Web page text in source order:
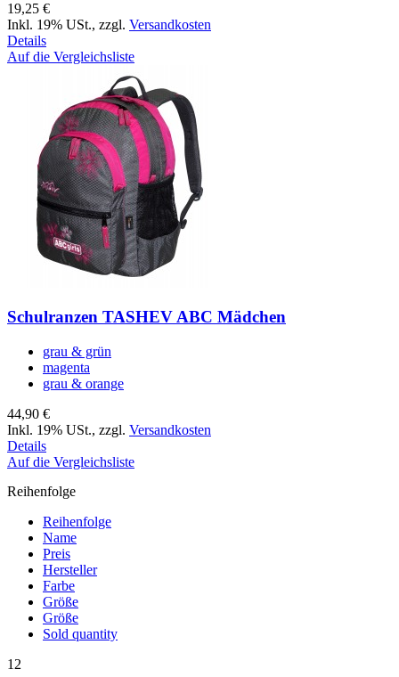
19,25 €
Inkl. 19% USt., zzgl. Versandkosten
Details
Auf die Vergleichsliste
Schulranzen TASHEV ABC Mädchen
grau & grün
magenta
grau & orange
44,90 €
Inkl. 19% USt., zzgl. Versandkosten
Details
Auf die Vergleichsliste
Reihenfolge
Reihenfolge
Name
Preis
Hersteller
Farbe
Größe
Größe
Sold quantity
12